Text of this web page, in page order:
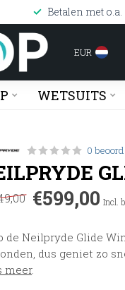
Betalen met o.a.
EUR
WETSUITS
0
€599,00 Incl.
de Neilpryde Glide
dus geniet zo
meer.